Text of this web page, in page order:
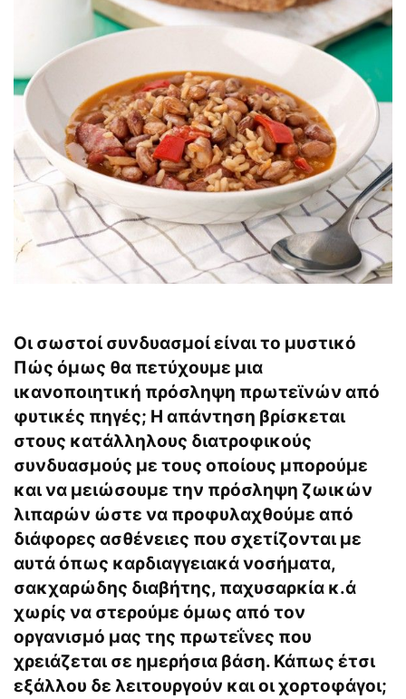
Οι σωστοί συνδυασμοί είναι το μυστικό
Πώς όμως θα πετύχουμε μια
ικανοποιητική πρόσληψη πρωτεϊνών από
φυτικές πηγές; Η απάντηση βρίσκεται
στους κατάλληλους διατροφικούς
συνδυασμούς με τους οποίους μπορούμε
και να μειώσουμε την πρόσληψη ζωικών
λιπαρών ώστε να προφυλαχθούμε από
διάφορες ασθένειες που σχετίζονται με
αυτά όπως καρδιαγγειακά νοσήματα,
σακχαρώδης διαβήτης, παχυσαρκία κ.ά
χωρίς να στερούμε όμως από τον
οργανισμό μας της πρωτεΐνες που
χρειάζεται σε ημερήσια βάση. Κάπως έτσι
εξάλλου δε λειτουργούν και οι χορτοφάγοι;